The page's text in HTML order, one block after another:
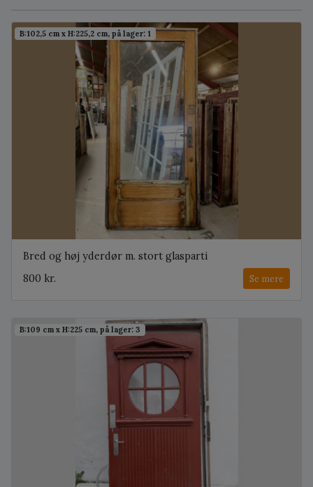
B:102,5 cm x H:225,2 cm, på lager: 1
Bred og høj yderdør m. stort glasparti
800 kr.
Se mere
B:109 cm x H:225 cm, på lager: 3